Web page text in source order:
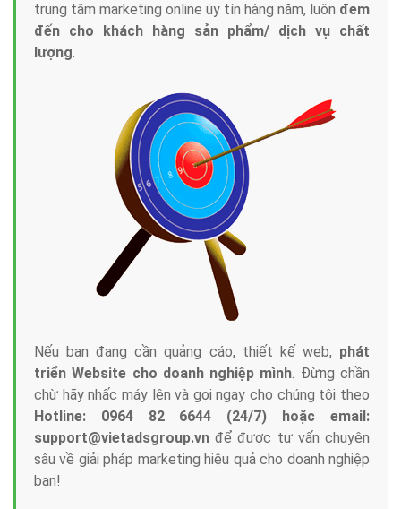
trung tâm marketing online uy tín hàng năm, luôn đem
đến cho khách hàng sản phẩm/ dịch vụ chất
lượng.
Nếu bạn đang cần quảng cáo, thiết kế web, phát
triển Website cho doanh nghiệp mình. Đừng chần
chừ hãy nhấc máy lên và gọi ngay cho chúng tôi theo
Hotline: 0964 82 6644 (24/7) hoặc email:
support@vietadsgroup.vn để được tư vấn chuyên
sâu về giải pháp marketing hiệu quả cho doanh nghiệp
bạn!